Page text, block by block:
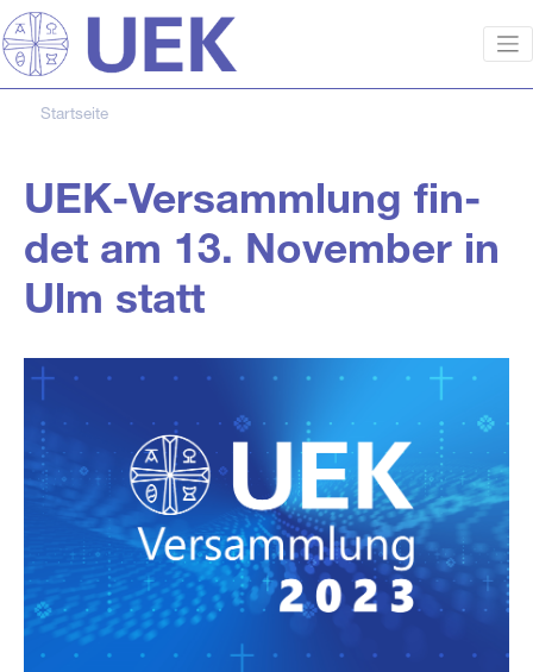
Startseite
UEK-Ver­samm­lung fin­
det am 13. No­vem­ber in
Ulm statt